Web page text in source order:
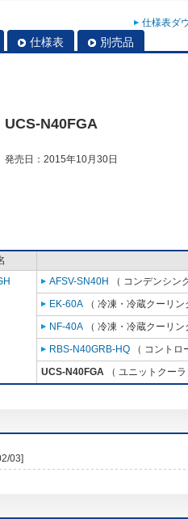
仕様表ダ
仕様表 別売品
UCS-N40FGA
発売日：2015年10月30日
AFSV-SN40H
（ コンデンシン
EK-60A （ 冷凍・冷蔵クーリ
NF-40A （ 冷凍・冷蔵クーリ
RBS-N40GRB-HQ （ コント
UCS-N40FGA （ ユニットクー
03]